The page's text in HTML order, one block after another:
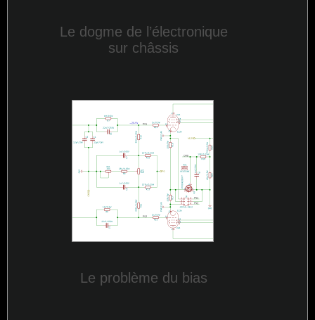
Le dogme de l’électronique
sur châssis
Le problème du bias